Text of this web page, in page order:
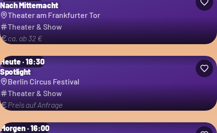
Nach Mitternacht
Theater am Frankfurter Tor
Theater & Show
ca. ab 32 €
Heute · 18:30
Spotlight
Berlin Circus Festival
Theater & Show
Preis auf Anfrage
Morgen · 16:00